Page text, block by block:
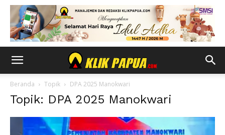
Beranda Topik DPA 2025 Manokwari
Topik: DPA 2025 Manokwari